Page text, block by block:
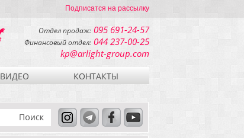
Подписатся на рассылку
Отдел продаж: 095 691-24-57
Финансовый отдел: 044 237-00-25
kp@arlight-group.com
ВИДЕО КОНТАКТЫ